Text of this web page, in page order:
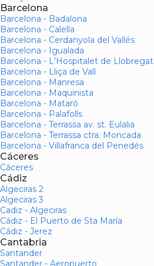
Barcelona
Barcelona - Badalona
Barcelona - Calella
Barcelona - Cerdanyola del Vallés
Barcelona - Igualada
Barcelona - L'Hospitalet de Llobregat
Barcelona - Lliça de Vall
Barcelona - Manresa
Barcelona - Maquinista
Barcelona - Mataró
Barcelona - Palafolls
Barcelona - Terrassa av. st. Eulalia
Barcelona - Terrassa ctra. Moncada
Barcelona - Villafranca del Penedés
Cáceres
Cáceres
Cádiz
Algeciras 2
Algeciras 3
Cadiz - Algeciras
Cádiz - El Puerto de Sta María
Cádiz - Jerez
Cantabria
Santander
Santander - Aeropuerto